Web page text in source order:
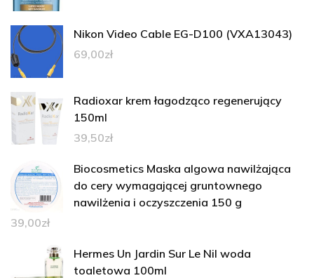
Nikon Video Cable EG-D100 (VXA13043)
69,00zł
Radioxar krem łagodząco regenerujący
150ml
39,50zł
Biocosmetics Maska algowa nawilżająca
do cery wymagającej gruntownego
nawilżenia i oczyszczenia 150 g
39,00zł
Hermes Un Jardin Sur Le Nil woda
toaletowa 100ml